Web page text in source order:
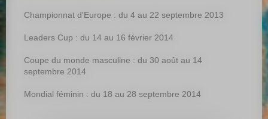
Championnat d'Europe : du 4 au 22 septembre 2013
Leaders Cup : du 14 au 16 février 2014
Coupe du monde masculine : du 30 août au 14
septembre 2014
Mondial féminin : du 18 au 28 septembre 2014